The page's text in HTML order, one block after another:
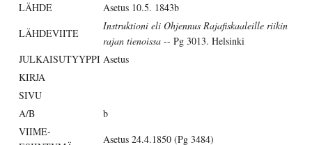
LÄHDE
Asetus 10.5. 1843b
LÄHDEVIITE
Instruktioni eli Ohjennus Rajafiskaaleille riikin
rajan tienoissa -- Pg 3013. Helsinki
JULKAISUTYYPPI Asetus
KIRJA
SIVU
A/B
b
VIIME-
Asetus 24.4.1850 (Pg 3484)